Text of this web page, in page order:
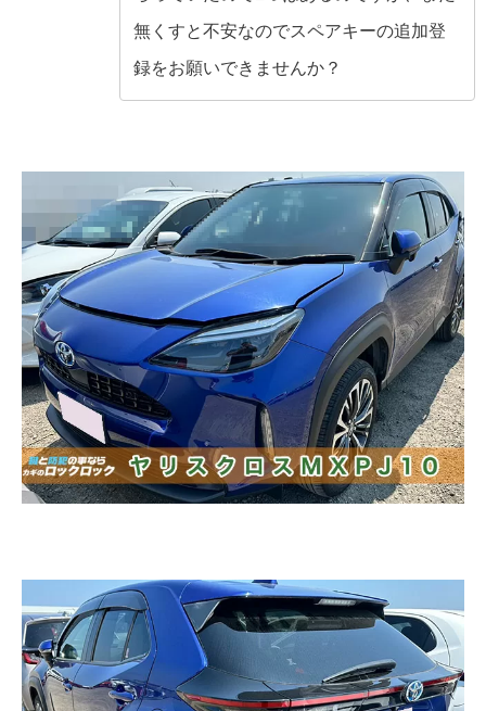
無くすと不安なのでスペアキーの追加登
録をお願いできませんか？